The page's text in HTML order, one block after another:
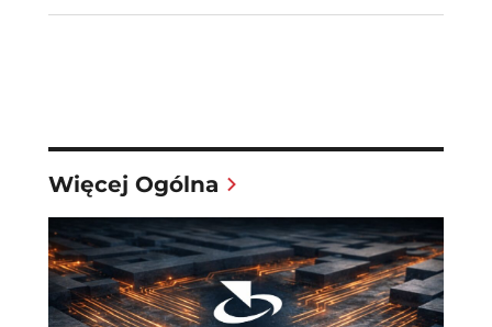
Więcej Ogólna